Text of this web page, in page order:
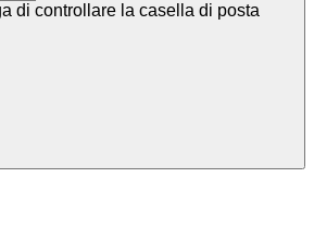
di controllare la casella di posta